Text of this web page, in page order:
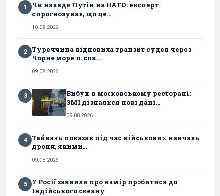
1
Чи нападе Путін на НАТО: експерт
спрогнозував, що це...
10.08.2026
2
Туреччина відновила транзит суден через
Чорне море після...
09.08.2026
3
Вибух в московському ресторані:
ЗМІ дізналися нові дані...
09.08.2026
4
Тайвань показав під час військових навчань
дрони, якими...
09.08.2026
5
У Росії заявили про намір пробитися до
Індійського океану